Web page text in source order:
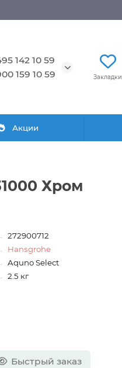
142 10 59
159 10 59
Закладки
Акции
Хром
272900712
Hansgrohe
Aquno Select
2.5 кг
Быстрый заказ